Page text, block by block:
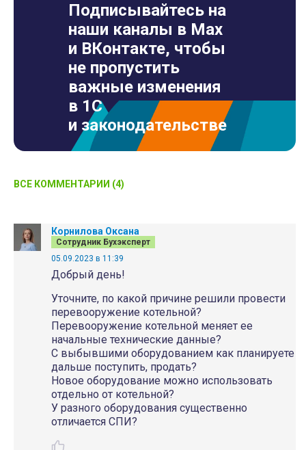
Подписывайтесь на
наши каналы в Max
и ВКонтакте, чтобы
не пропустить
важные изменения
в 1С
и законодательстве
ВСЕ КОММЕНТАРИИ (4)
Корнилова Оксана
Сотрудник Бухэксперт
05.09.2023 в 11:39
Добрый день!
Уточните, по какой причине решили провести
перевооружение котельной?
Перевооружение котельной меняет ее
начальные технические данные?
С выбывшими оборудованием как планируете
дальше поступить, продать?
Новое оборудование можно использовать
отдельно от котельной?
У разного оборудования существенно
отличается СПИ?